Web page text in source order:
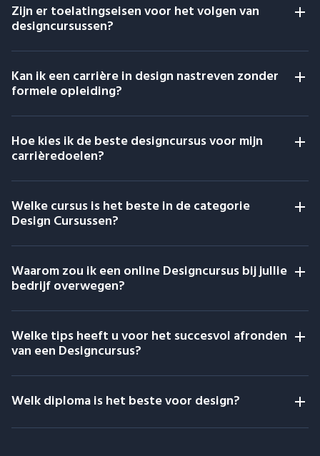
Zijn er toelatingseisen voor het volgen van
designcursussen?
Kan ik een carrière in design nastreven zonder
formele opleiding?
Hoe kies ik de beste designcursus voor mijn
carrièredoelen?
Welke cursus is het beste in de categorie
Design Cursussen?
Waarom zou ik een online Designcursus bij jullie
bedrijf overwegen?
Welke tips heeft u voor het succesvol afronden
van een Designcursus?
Welk diploma is het beste voor design?